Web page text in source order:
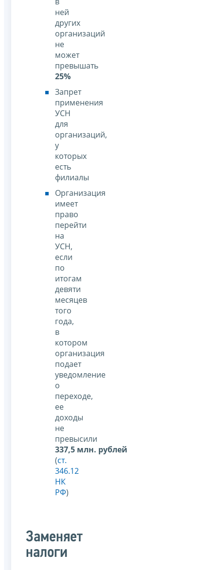
ней
других
организаций
не
может
превышать
25%
Запрет
применения
УСН
для
организаций,
у
которых
есть
филиалы
Организация
имеет
право
перейти
на
УСН,
если
по
итогам
девяти
месяцев
того
года,
в
котором
организация
подает
уведомление
о
переходе,
ее
доходы
не
превысили
337,5 млн. рублей
(ст.
346.12
НК
РФ)
Заменяет
налоги